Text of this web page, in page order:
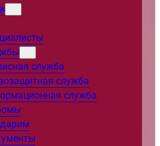
служба
служба
служба